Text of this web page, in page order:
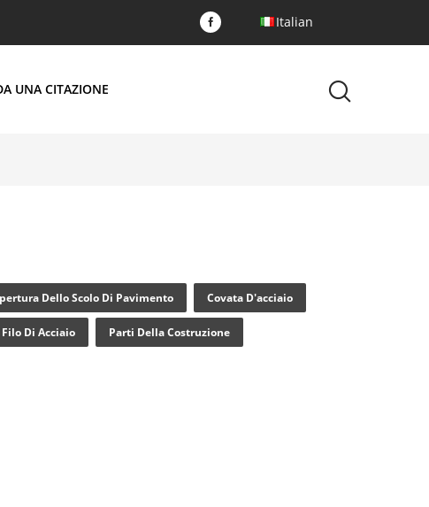
Italian
UNA CITAZIONE
Dello Scolo Di Pavimento Covata D'acciaio
Filo Di Acciaio Parti Della Costruzione